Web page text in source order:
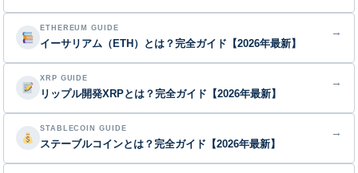
ETHEREUM GUIDE
イーサリアム（ETH）とは？完全ガイド【2026年最新】
→
XRP GUIDE
リップル開発XRPとは？完全ガイド【2026年最新】
→
STABLECOIN GUIDE
ステーブルコインとは？完全ガイド【2026年最新】
→